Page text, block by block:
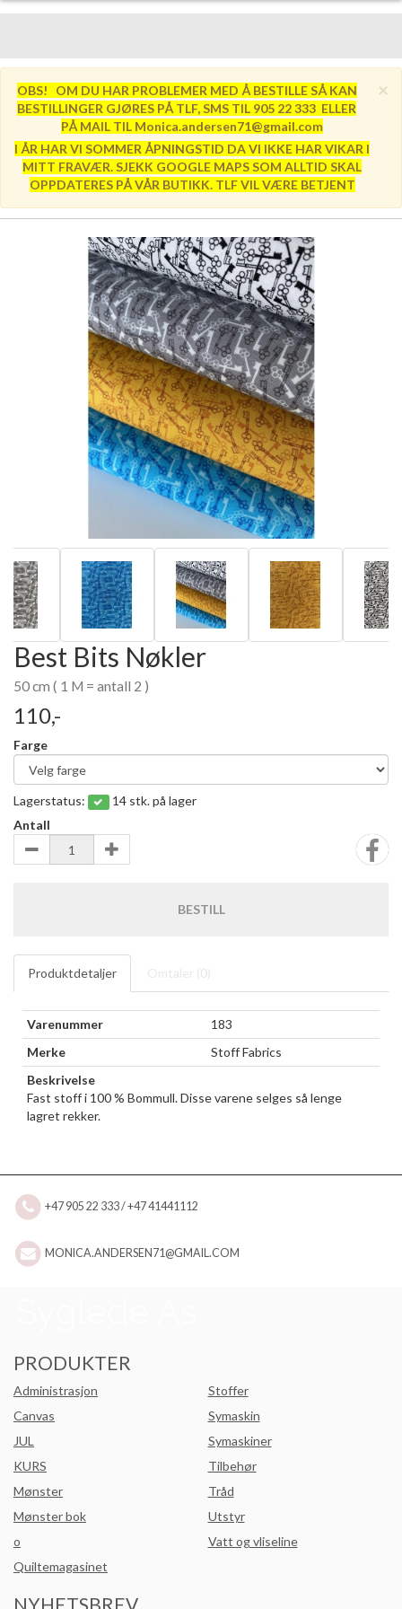
×
OBS! OM DU HAR PROBLEMER MED Å BESTILLE SÅ KAN
BESTILLINGER GJØRES PÅ TLF, SMS TIL 905 22 333 ELLER
PÅ MAIL TIL Monica.andersen71@gmail.com
I ÅR HAR VI SOMMER ÅPNINGSTID DA VI IKKE HAR VIKAR I
MITT FRAVÆR. SJEKK GOOGLE MAPS SOM ALLTID SKAL
OPPDATERES PÅ VÅR BUTIKK. TLF VIL VÆRE BETJENT
Best Bits Nøkler
50 cm ( 1 M = antall 2 )
110,-
Farge
Lagerstatus:
14 stk. på lager
Antall
BESTILL
Produktdetaljer Omtaler (0)
Varenummer
183
Merke
Stoff Fabrics
Beskrivelse
Fast stoff i 100 % Bommull. Disse varene selges så lenge
lagret rekker.
+47 905 22 333 / +47 41441112
MONICA.ANDERSEN71@GMAIL.COM
PRODUKTER
Administrasjon
Canvas
JUL
KURS
Mønster
Mønster bok
o
Quiltemagasinet
Stoffer
Symaskin
Symaskiner
Tilbehør
Tråd
Utstyr
Vatt og vliseline
NYHETSBREV